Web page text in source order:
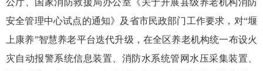
安全管理中心试点的通知》及省市民政部门工作要求，对“堰
上康养”智慧养老平台迭代升级，在全区养老机构统一布设火
灾自动报警系统信息装置、消防水系统管网水压采集装置、